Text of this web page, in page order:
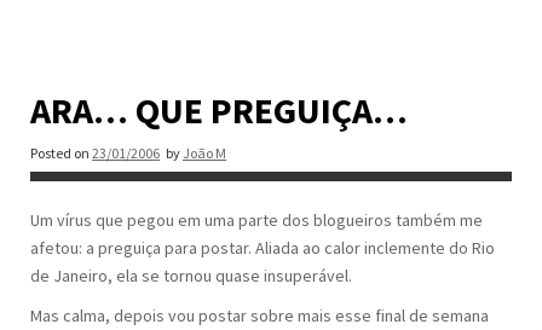
ARA… QUE PREGUIÇA…
Posted on 23/01/2006 by João M
Um vírus que pegou em uma parte dos blogueiros também me
afetou: a preguiça para postar. Aliada ao calor inclemente do Rio
de Janeiro, ela se tornou quase insuperável.
Mas calma, depois vou postar sobre mais esse final de semana